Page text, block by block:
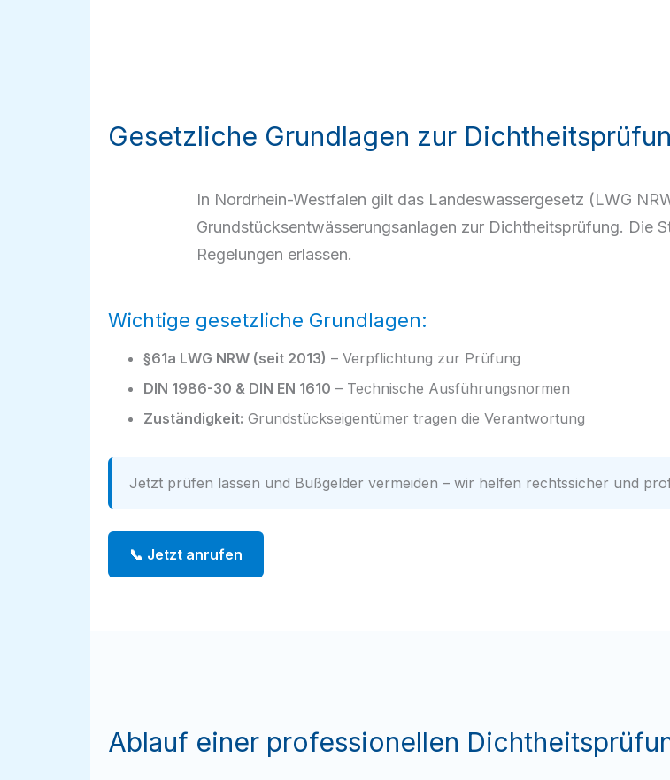
Gesetzliche Grundlagen zur
In Nordrhein-Westfalen gilt das Landeswassergesetz (LWG
Grundstücksentwässerungsanlagen zur Dichtheitsprüfung. Die
Regelungen erlassen.
Wichtige gesetzliche Grundlagen:
§61a LWG NRW (seit 2013) – Verpflichtung zur Prüfung
DIN 1986-30 & DIN EN 1610 – Technische Ausführungsnormen
Zuständigkeit: Grundstückseigentümer tragen die Verantwortung
Jetzt prüfen lassen und Bußgelder vermeiden – wir helfen rechtssicher und
📞 Jetzt anrufen
Ablauf einer professionellen